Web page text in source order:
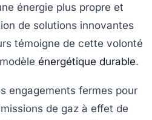
énergie plus propre et
de solutions innovantes
témoigne de cette volonté
énergétique durable.
engagements fermes pour
de gaz à effet de